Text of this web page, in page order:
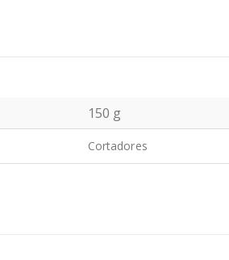
150 g
Cortadores